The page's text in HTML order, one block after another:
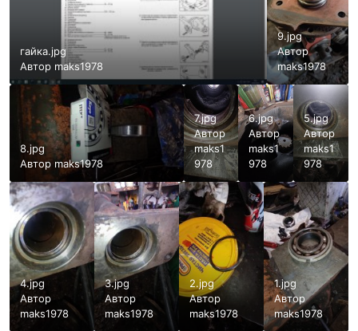
гайка.jpg
Автор maks1978
9.jpg
Автор
maks1978
8.jpg
Автор maks1978
7.jpg
Автор
maks1
978
6.jpg
Автор
maks1
978
5.jpg
Автор
maks1
978
4.jpg
Автор
maks1978
3.jpg
Автор
maks1978
2.jpg
Автор
maks1978
1.jpg
Автор
maks1978